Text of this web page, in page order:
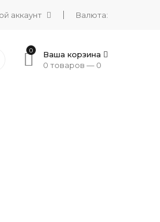
аккаунт Валюта:
0
Ваша корзина
0 товаров — 0